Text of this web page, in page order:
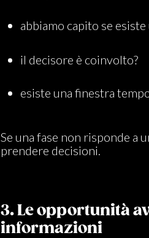
abbiamo capito se
il decisore è coinvolto?
esiste una finestra
Se una fase non risponde a
prendere decisioni.
3. Le opportunità
informazioni